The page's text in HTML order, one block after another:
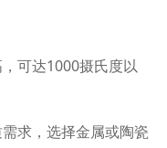
可达1000摄氏度以
求，选择金属或陶瓷